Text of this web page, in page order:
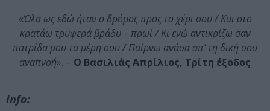
«Όλα ως εδώ ήταν ο δρόμος προς το χέρι σου / Και στο
κρατάω τρυφερά βράδυ – πρωί / Κι ενώ αντικρίζω σαν
πατρίδα μου τα μέρη σου / Παίρνω ανάσα απ’ τη δική σου
αναπνοή». – Ο Βασιλιάς Απρίλιος, Τρίτη έξοδος
Info: